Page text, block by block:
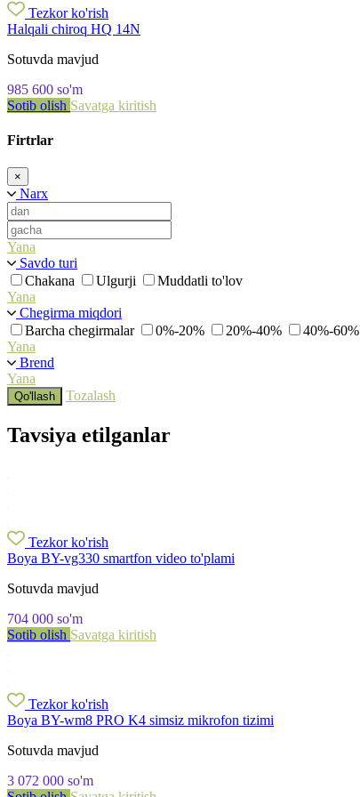
Tezkor ko'rish
Halqali chiroq HQ 14N
Sotuvda mavjud
985 600 so'm
Sotib olish Savatga kiritish
Firtrlar
×
Narx
Yana
Savdo turi
Chakana
Ulgurji
Muddatli to'lov
Yana
Chegirma miqdori
Barcha chegirmalar
0%-20% 20%-40%
40%-60%
Yana
Brend
Yana
Qo'llash Tozalash
Tavsiya etilganlar
Tezkor ko'rish
Boya BY-vg330 smartfon video to'plami
Sotuvda mavjud
704 000 so'm
Sotib olish Savatga kiritish
Tezkor ko'rish
Boya BY-wm8 PRO K4 simsiz mikrofon tizimi
Sotuvda mavjud
3 072 000 so'm